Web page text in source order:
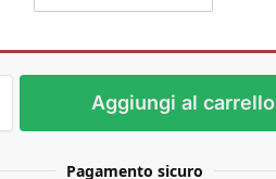
Aggiungi al carrello
Pagamento sicuro